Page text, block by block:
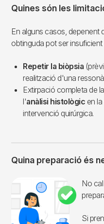
Quines són les
En alguns casos, depenent
obtinguda pot ser
Repetir la biòpsia
realització d'una
Extirpació completa de
l'anàlisi histològic en
intervenció quirúrgica.
Quina preparació és
Imagen
No
Si